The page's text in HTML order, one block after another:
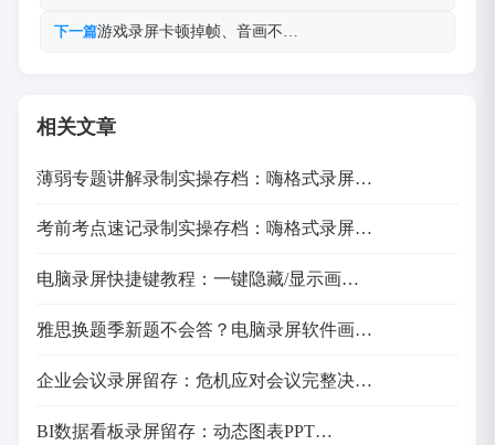
下一篇游戏录屏卡顿掉帧、音画不…
相关文章
薄弱专题讲解录制实操存档：嗨格式录屏…
考前考点速记录制实操存档：嗨格式录屏…
电脑录屏快捷键教程：一键隐藏/显示画…
雅思换题季新题不会答？电脑录屏软件画…
企业会议录屏留存：危机应对会议完整决…
BI数据看板录屏留存：动态图表PPT…